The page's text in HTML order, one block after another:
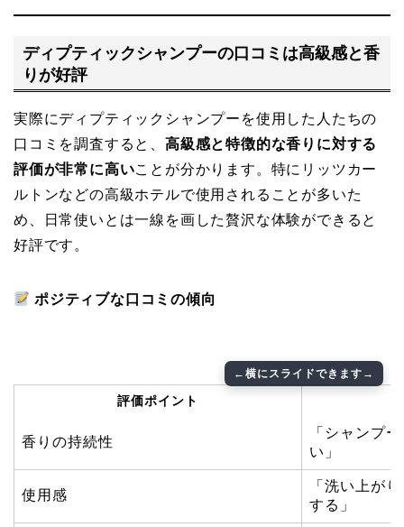
ディプティックシャンプーの口コミは高級感と香
りが好評
実際にディプティックシャンプーを使用した人たちの
口コミを調査すると、 高級感と特徴的な香りに対する
評価が非常に高いことが分かります。特にリッツカー
ルトンなどの高級ホテルで使用されることが多いた
め、日常使いとは一線を画した贅沢な体験ができると
好評です。
ポジティブな口コミの傾向
評価ポイント
香りの持続性
「シャンプ
い」
使用感
「洗い上が
する」